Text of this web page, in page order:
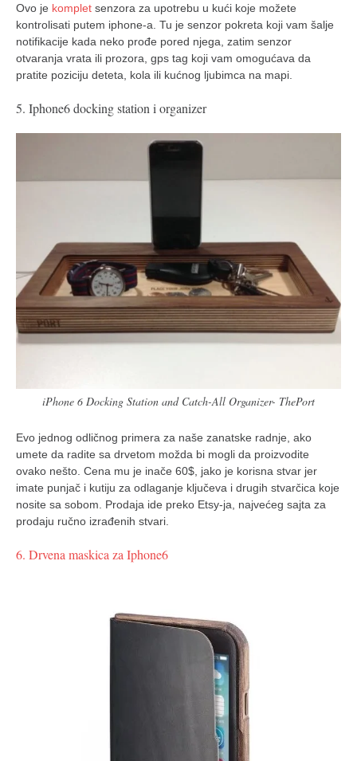
Ovo je komplet senzora za upotrebu u kući koje možete
kontrolisati putem iphone-a. Tu je senzor pokreta koji vam šalje
notifikacije kada neko prođe pored njega, zatim senzor
otvaranja vrata ili prozora, gps tag koji vam omogućava da
pratite poziciju deteta, kola ili kućnog ljubimca na mapi.
5. Iphone6 docking station i organizer
iPhone 6 Docking Station and Catch-All Organizer- ThePort
Evo jednog odličnog primera za naše zanatske radnje, ako
umete da radite sa drvetom možda bi mogli da proizvodite
ovako nešto. Cena mu je inače 60$, jako je korisna stvar jer
imate punjač i kutiju za odlaganje ključeva i drugih stvarčica koje
nosite sa sobom. Prodaja ide preko Etsy-ja, najvećeg sajta za
prodaju ručno izrađenih stvari.
6. Drvena maskica za Iphone6